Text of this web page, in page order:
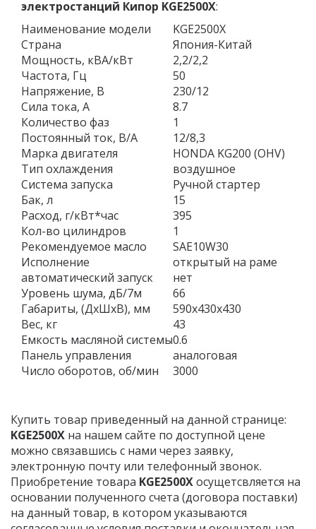
электростанций Кипор KGE2500X:
Наименование модели
KGE2500Х
Страна
Япония-Китай
Мощность, кВА/кВт
2,2/2,2
Частота, Гц
50
Напряжение, В
230/12
Сила тока, А
8.7
Количество фаз
1
Постоянный ток, В/А
12/8,3
Марка двигателя
HONDA KG200 (OHV)
Тип охлаждения
воздушное
Система запуска
Ручной стартер
Бак, л
15
Расход, г/кВт*час
395
Кол-во цилиндров
1
Рекомендуемое масло
SAE10W30
Исполнение
открытый на раме
автоматический запуск
нет
Уровень шума, дБ/7м
66
Габариты, (ДхШхВ), мм
590х430х430
Вес, кг
43
Емкость масляной системы0.6
Панель управления
аналоговая
Число оборотов, об/мин
3000
Купить товар приведенный на данной странице:
KGE2500Х на нашем сайте по доступной цене
можно связавшись с нами через заявку,
электронную почту или телефонный звонок.
Приобретение товара KGE2500Хосущетсвляется на
основании полученного счета (договора поставки)
на данный товар, в котором указываются